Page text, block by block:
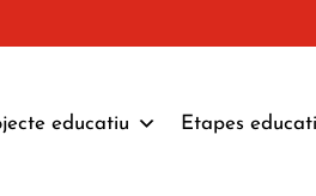
educatiu Etapes